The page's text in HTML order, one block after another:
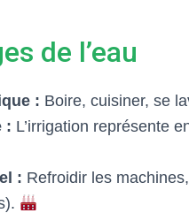
de l’eau
: Boire, cuisiner, se
: L’irrigation représente
: Refroidir les